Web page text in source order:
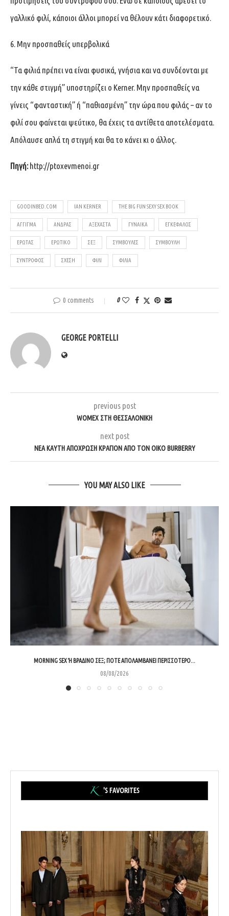
γαλλικό φιλί, κάποιοι άλλοι μπορεί να θέλουν κάτι διαφορετικό.
6. Μην προσπαθείς υπερβολικά
“Τα φιλιά πρέπει να είναι φυσικά, γνήσια και να συνδέονται με
την κάθε στιγμή” υποστηρίζει ο Kerner. Μην προσπαθείς να
γίνεις “φανταστική” ή “παθιασμένη” την ώρα που φιλάς – αν το
φιλί σου φαίνεται ψεύτικο, θα έχεις τα αντίθετα αποτελέσματα.
Απόλαυσε απλά τη στιγμή και θα το κάνει κι ο άλλος.
Πηγή: http://ptoxevmenoi.gr
GOODINBED.COM IAN KERNER THE BIG FUN SEXY SEX BOOK
ΑΓΓΙΓΜΑ ΆΝΔΡΑΣ ΑΞΕΧΑΣΤΑ ΓΥΝΑΊΚΑ ΕΓΚΈΦΑΛΟΣ
ΈΡΩΤΑΣ ΕΡΩΤΙΚΌ ΣΕΞ ΣΥΜΒΟΥΛΈΣ ΣΥΜΒΟΥΛΗ
ΣΎΝΤΡΟΦΟΣ ΣΧΈΣΗ ΦΙΛΊ ΦΙΛΊΑ
0 comments 0
GEORGE PORTELLI
previous post
WOMEX ΣΤΗ ΘΕΣΣΑΛΟΝΊΚΗ
next post
ΝΈΑ ΚΑΥΤΉ ΑΠΌΧΡΩΣΗ ΚΡΑΓΙΌΝ ΑΠΌ ΤΟΝ ΟΊΚΟ BURBERRY
YOU MAY ALSO LIKE
MORNING SEX Ή ΒΡΑΔΙΝΌ ΣΕΞ; ΠΌΤΕ ΑΠΟΛΑΜΒΆΝΕΙ ΠΕΡΙΣΣΌΤΕΡΟ...
08/08/2026
'S FAVORITES